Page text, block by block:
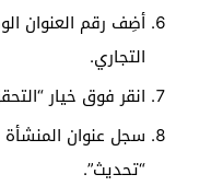
أضِف رقم العنوان
التجاري.
انقر فوق خيار
سجل عنوان المنشأة
“تحديث”.